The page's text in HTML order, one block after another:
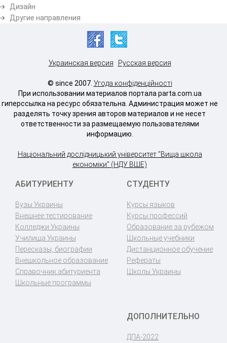
Дизайн
Другие направления
Украинская версия Русская версия
© since 2007. Угода конфіденційності
При использовании материалов портала parta.com.ua
гиперссылка на ресурс обязательна. Администрация может не
разделять точку зрения авторов материалов и не несет
ответственности за размещаемую пользователями
информацию.
Національний дослідницький університет "Вища школа
економіки" (НДУ ВШЕ)
АБИТУРИЕНТУ
Вузы Украины
Внешнее тестирование
Колледжи Украины
Училища Украины
Пересказы, биографии
Внешкольное образование
Справочник абитуриента
Школьные программы
СТУДЕНТУ
Курсы языков
Курсы профессий
Образование за рубежом
Школьные учебники
Дистанционное обучение
Рефераты
Школы Украины
ДОПОЛНИТЕЛЬНО
ДПА-2022